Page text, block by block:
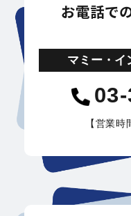
お電話で
マミー・イ
【営業